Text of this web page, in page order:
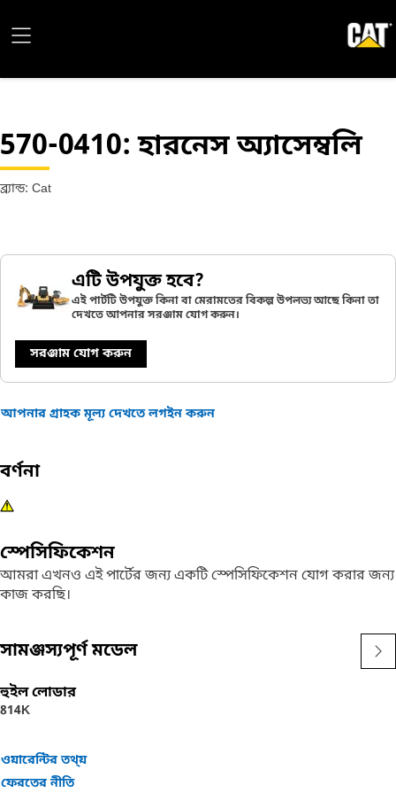
570-0410: হারনেস অ্যাসেম্বলি
ব্র্যান্ড: Cat
এটি উপযুক্ত হবে?
এই পার্টটি উপযুক্ত কিনা বা মেরামতের বিকল্প উপলভ্য আছে কিনা তা
দেখতে আপনার সরঞ্জাম যোগ করুন।
সরঞ্জাম যোগ করুন
আপনার গ্রাহক মূল্য দেখতে লগইন করুন
বর্ণনা
স্পেসিফিকেশন
আমরা এখনও এই পার্টের জন্য একটি স্পেসিফিকেশন যোগ করার জন্য
কাজ করছি।
সামঞ্জস্যপূর্ণ মডেল
হুইল লোডার
814K
ওয়ারেন্টির তথ্য়
ফেরতের নীতি